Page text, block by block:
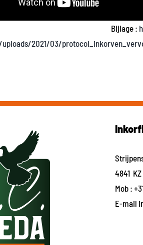
Bijlage :
2021/03/
4841
Mob :
E-mail